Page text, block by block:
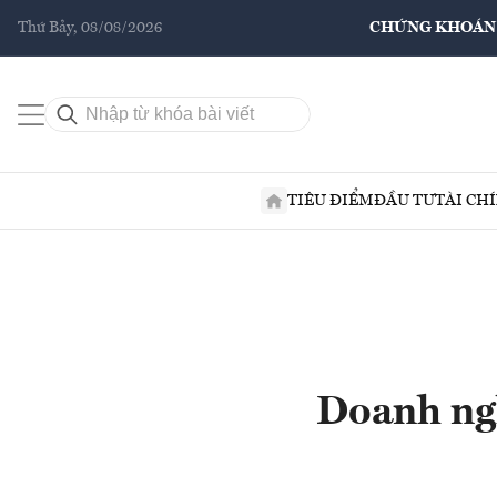
Thứ Bảy, 08/08/2026 CHỨNG KHOÁN
TIÊU ĐIỂMĐẦU TƯTÀI
Doanh